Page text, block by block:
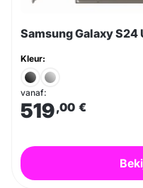
Samsung Galaxy
Kleur:
vanaf:
519,00 €